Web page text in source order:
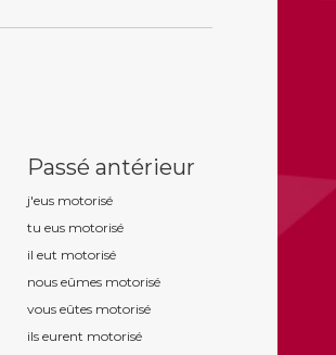
Passé antérieur
j'eus motorisé
tu eus motorisé
il eut motorisé
nous eûmes motorisé
vous eûtes motorisé
ils eurent motorisé